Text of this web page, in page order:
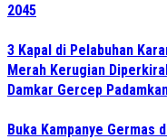
2045
3 Kapal di Pelabuhan
Merah Kerugian
Damkar Gercep
Buka Kampanye Germas